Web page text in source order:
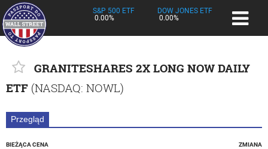
S&P 500 ETF
0.00%
DOW JONES ETF
0.00%
GRANITESHARES 2X LONG NOW DAILY
ETF (NASDAQ: NOWL)
Przegląd
BIEŻĄCA CENA ZMIANA